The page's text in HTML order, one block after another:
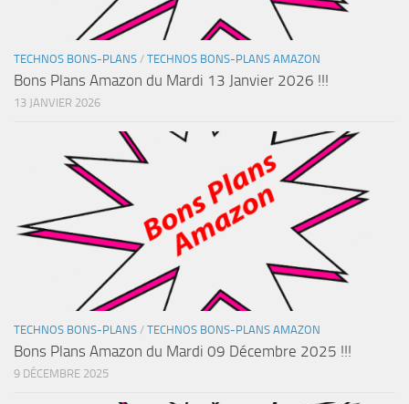
TECHNOS BONS-PLANS / TECHNOS BONS-PLANS AMAZON
Bons Plans Amazon du Mardi 13 Janvier 2026 !!!
13 JANVIER 2026
TECHNOS BONS-PLANS / TECHNOS BONS-PLANS AMAZON
Bons Plans Amazon du Mardi 09 Décembre 2025 !!!
9 DÉCEMBRE 2025